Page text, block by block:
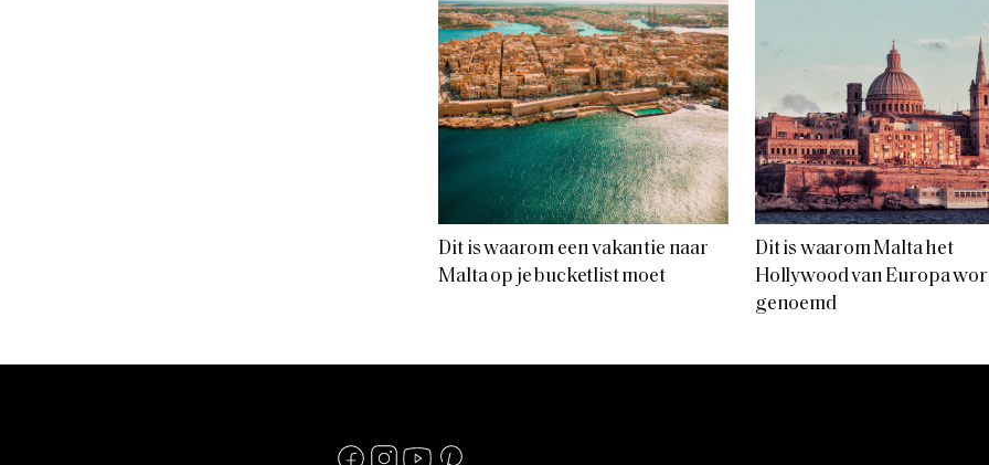
Dit is waarom een vakantie naar
Malta op je bucketlist moet
Dit is waarom Malta het
Hollywood van Europa
genoemd